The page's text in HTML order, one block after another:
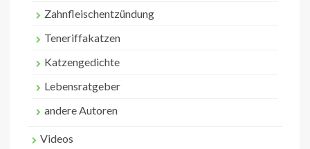
Zahnfleischentzündung
Teneriffakatzen
Katzengedichte
Lebensratgeber
andere Autoren
Videos